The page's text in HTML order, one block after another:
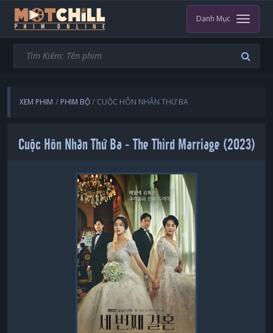
Danh Mục
XEM PHIM PHIM BỘ CUỘC HÔN NHÂN THỨ BA
Cuộc Hôn Nhân Thứ Ba - The Third Marriage (2023)